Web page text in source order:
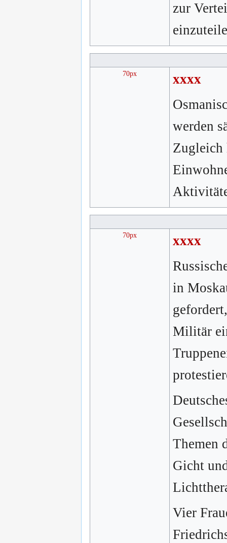
zur
70px
xxxx
werden
Zugleich
70px
xxxx
in
Militär
Themen
Gicht
Vier